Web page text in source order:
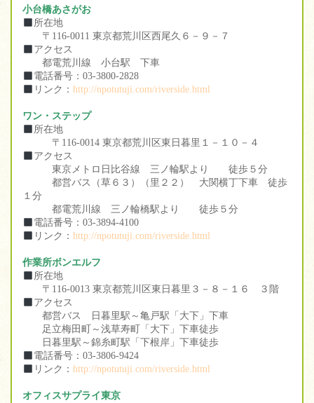
小台橋あさがお
所在地
〒116-0011 東京都荒川区西尾久６－９－７
アクセス
都電荒川線 小台駅 下車
電話番号：03-3800-2828
リンク： http://npotutuji.com/riverside.html
ワン・ステップ
所在地
〒116-0014 東京都荒川区東日暮里１－１０－４
アクセス
東京メトロ日比谷線 三ノ輪駅より 徒歩５分
都営バス（草６３）（里２２） 大関横丁下車 徒歩
１分
都電荒川線 三ノ輪橋駅より 徒歩５分
電話番号：03-3894-4100
リンク： http://npotutuji.com/riverside.html
作業所ボンエルフ
所在地
〒116-0013 東京都荒川区東日暮里３－８－１６ ３階
アクセス
都営バス 日暮里駅～亀戸駅「大下」下車
足立梅田町～浅草寿町「大下」下車徒歩
日暮里駅～錦糸町駅「下根岸」下車徒歩
電話番号：03-3806-9424
リンク： http://npotutuji.com/riverside.html
オフィスサプライ東京